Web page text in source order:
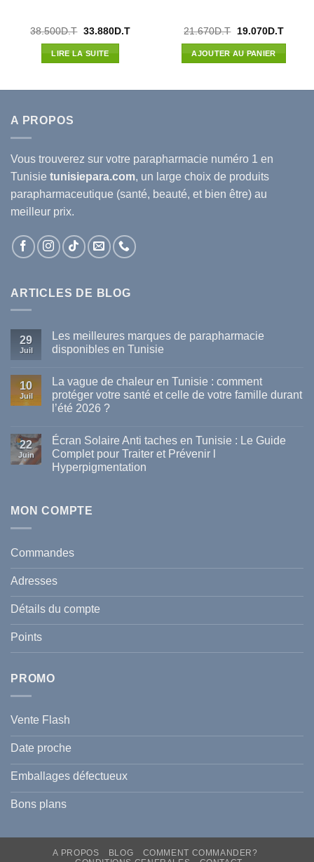
38.500D.T Le
initial
était :
33.880D.TLe
LIRE LA SUITE
21.670D.T
Le
initial
était :
19.070D.TLe
AJOUTER AU PANIER
A PROPOS
Vous trouverez sur votre parapharmacie numéro 1 en
Tunisie tunisiepara.com, un large choix de produits
parapharmaceutique (santé, beauté, et bien être) au
meilleur prix.
ARTICLES DE BLOG
29
Juil
Les meilleures marques de parapharmacie
disponibles en Tunisie
sur
Les
meilleures
marques
disponibles
en
Tunisie
10
Juil
La vague de chaleur en Tunisie : comment
protéger votre santé et celle de votre famille durant
l’été 2026 ?
commentaire
sur
La
vague
de
comment
et
celle
de
votre
famille
durant
l’été
2026
?
22
Juin
Écran Solaire Anti taches en Tunisie : Le Guide
Complet pour Traiter et Prévenir l
Hyperpigmentation
Écran
Tunisie
Guide
Traiter
Prévenir
MON COMPTE
Commandes
Adresses
Détails du compte
Points
PROMO
Vente Flash
Date proche
Emballages défectueux
Bons plans
A PROPOS BLOG
COMMENT COMMANDER?